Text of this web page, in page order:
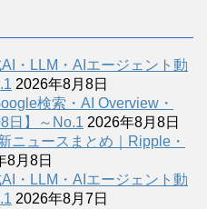
・LLM・AIエージェント動
2026年8月8日
検索・AI Overview・
日】～No.1 2026年8月8日
ニュースまとめ｜Ripple・
8月8日
・LLM・AIエージェント動
2026年8月7日